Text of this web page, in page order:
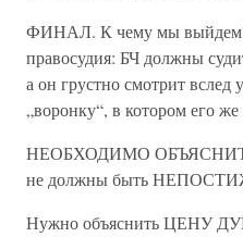
ФИНАЛ. К чему мы выйдем?
правосудия: БЧ должны
а он грустно смотрит
„воронку“, в котором его
НЕОБХОДИМО
не должны быть
Нужно объяснить ЦЕНУ